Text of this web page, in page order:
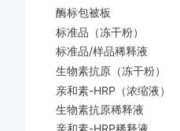
酶标包被板
标准品（冻干粉）
标准品/样品稀释液
生物素抗原（冻干粉）
亲和素-HRP（浓缩液）
生物素抗原稀释液
亲和素-HRP稀释液